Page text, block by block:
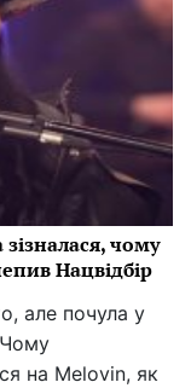
чому
Нацвідбір
але почула у
Чому
на Melovin, як